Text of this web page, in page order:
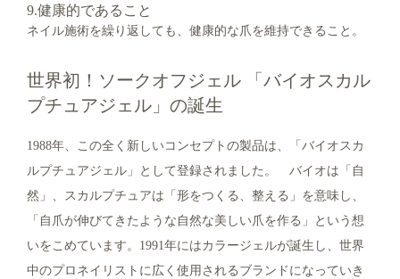
9.健康的であること
ネイル施術を繰り返しても、健康的な爪を維持できること。
世界初！ソークオフジェル 「バイオスカル
プチュアジェル」の誕生
1988年、この全く新しいコンセプトの製品は、「バイオスカ
ルプチュアジェル」として登録されました。 バイオは「自
然」、スカルプチュアは「形をつくる、整える」を意味し、
「自爪が伸びてきたような自然な美しい爪を作る」という想
いをこめています。1991年にはカラージェルが誕生し、世界
中のプロネイリストに広く使用されるブランドになっていき